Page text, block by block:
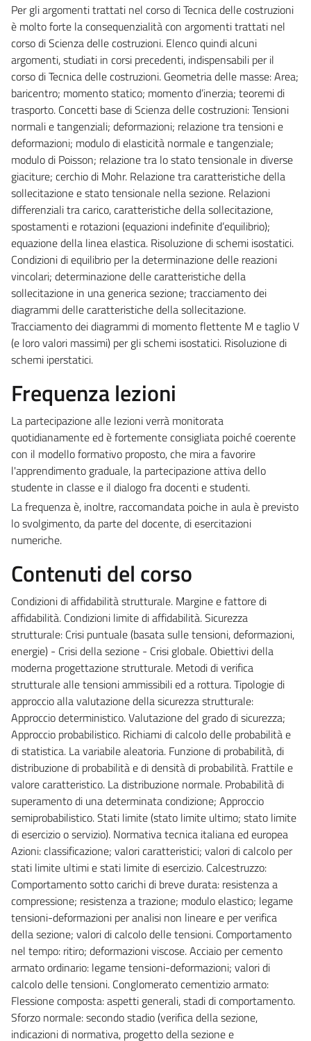
Per gli argomenti trattati nel corso di Tecnica delle costruzioni
è molto forte la consequenzialità con argomenti trattati nel
corso di Scienza delle costruzioni. Elenco quindi alcuni
argomenti, studiati in corsi precedenti, indispensabili per il
corso di Tecnica delle costruzioni. Geometria delle masse: Area;
baricentro; momento statico; momento d’inerzia; teoremi di
trasporto. Concetti base di Scienza delle costruzioni: Tensioni
normali e tangenziali; deformazioni; relazione tra tensioni e
deformazioni; modulo di elasticità normale e tangenziale;
modulo di Poisson; relazione tra lo stato tensionale in diverse
giaciture; cerchio di Mohr. Relazione tra caratteristiche della
sollecitazione e stato tensionale nella sezione. Relazioni
differenziali tra carico, caratteristiche della sollecitazione,
spostamenti e rotazioni (equazioni indefinite d’equilibrio);
equazione della linea elastica. Risoluzione di schemi isostatici.
Condizioni di equilibrio per la determinazione delle reazioni
vincolari; determinazione delle caratteristiche della
sollecitazione in una generica sezione; tracciamento dei
diagrammi delle caratteristiche della sollecitazione.
Tracciamento dei diagrammi di momento flettente M e taglio V
(e loro valori massimi) per gli schemi isostatici. Risoluzione di
schemi iperstatici.
Frequenza lezioni
La partecipazione alle lezioni verrà monitorata
quotidianamente ed è fortemente consigliata poiché coerente
con il modello formativo proposto, che mira a favorire
l'apprendimento graduale, la partecipazione attiva dello
studente in classe e il dialogo fra docenti e studenti.
La frequenza è, inoltre, raccomandata poiche in aula è previsto
lo svolgimento, da parte del docente, di esercitazioni
numeriche.
Contenuti del corso
Condizioni di affidabilità strutturale. Margine e fattore di
affidabilità. Condizioni limite di affidabilità. Sicurezza
strutturale: Crisi puntuale (basata sulle tensioni, deformazioni,
energie) - Crisi della sezione - Crisi globale. Obiettivi della
moderna progettazione strutturale. Metodi di verifica
strutturale alle tensioni ammissibili ed a rottura. Tipologie di
approccio alla valutazione della sicurezza strutturale:
Approccio deterministico. Valutazione del grado di sicurezza;
Approccio probabilistico. Richiami di calcolo delle probabilità e
di statistica. La variabile aleatoria. Funzione di probabilità, di
distribuzione di probabilità e di densità di probabilità. Frattile e
valore caratteristico. La distribuzione normale. Probabilità di
superamento di una determinata condizione; Approccio
semiprobabilistico. Stati limite (stato limite ultimo; stato limite
di esercizio o servizio). Normativa tecnica italiana ed europea
Azioni: classificazione; valori caratteristici; valori di calcolo per
stati limite ultimi e stati limite di esercizio. Calcestruzzo:
Comportamento sotto carichi di breve durata: resistenza a
compressione; resistenza a trazione; modulo elastico; legame
tensioni-deformazioni per analisi non lineare e per verifica
della sezione; valori di calcolo delle tensioni. Comportamento
nel tempo: ritiro; deformazioni viscose. Acciaio per cemento
armato ordinario: legame tensioni-deformazioni; valori di
calcolo delle tensioni. Conglomerato cementizio armato:
Flessione composta: aspetti generali, stadi di comportamento.
Sforzo normale: secondo stadio (verifica della sezione,
indicazioni di normativa, progetto della sezione e